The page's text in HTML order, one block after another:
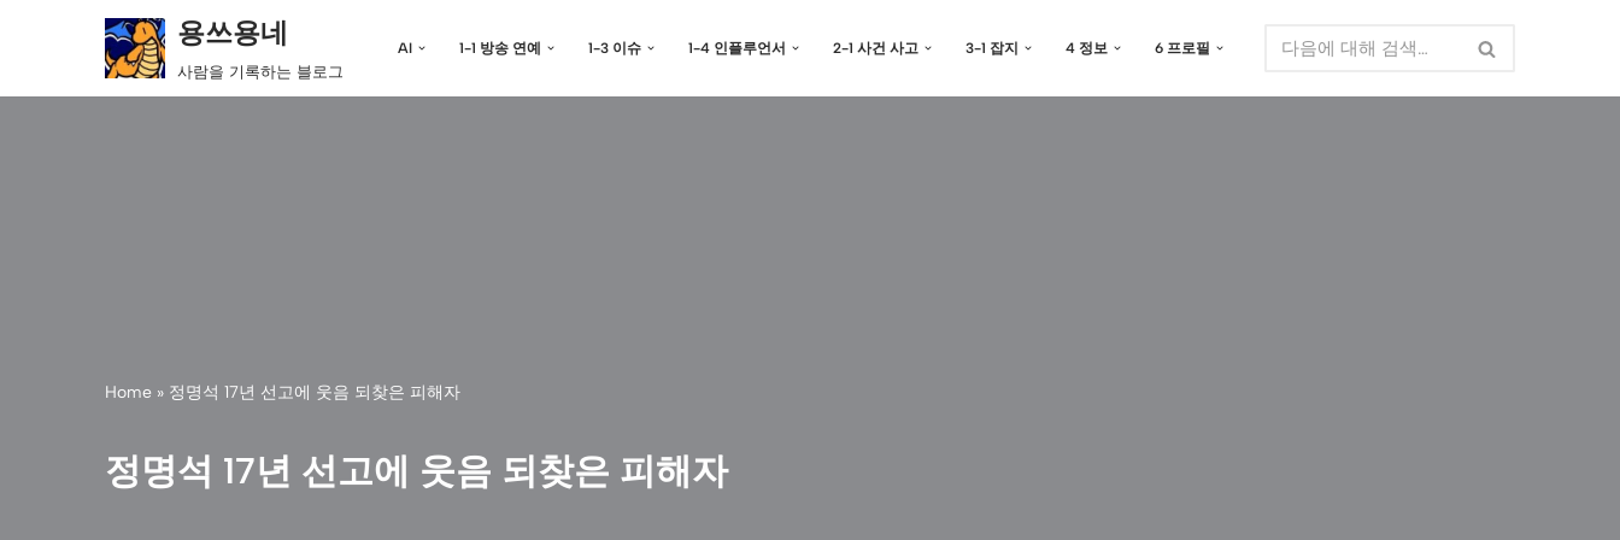
텐
용쓰용네
사람을 기록하는 블로그
AI 1-1 방송 연예 1-3 이슈 1-4 인플루언서 2-1 사건 사고 3-1 잡지 4 정보 6 프로필
Home » 정명석 17년 선고에 웃음 되찾은 피해자
정명석 17년 선고에 웃음 되찾은 피해자